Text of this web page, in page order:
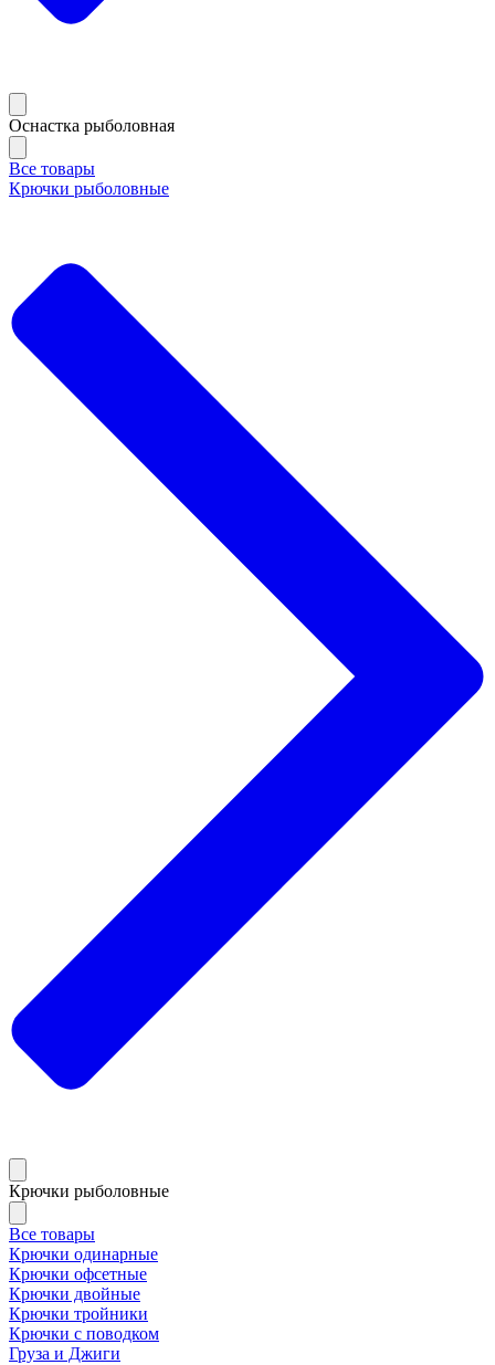
Оснастка рыболовная
Все товары
Крючки рыболовные
Крючки рыболовные
Все товары
Крючки одинарные
Крючки офсетные
Крючки двойные
Крючки тройники
Крючки с поводком
Груза и Джиги